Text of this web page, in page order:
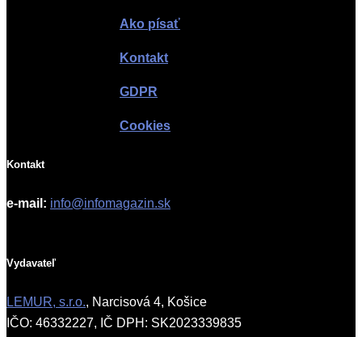
Ako písať
Kontakt
GDPR
Cookies
Kontakt
e-mail: info@infomagazin.sk
Vydavateľ
LEMUR, s.r.o., Narcisová 4, Košice
IČO: 46332227, IČ DPH: SK2023339835